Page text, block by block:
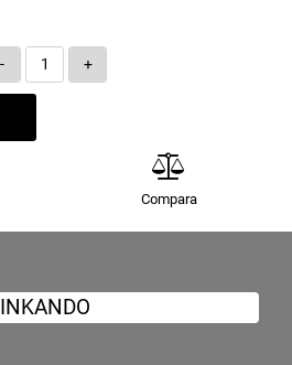
Quantità
Compara
INKANDO